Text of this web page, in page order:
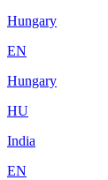
Hungary
EN
Hungary
HU
India
EN